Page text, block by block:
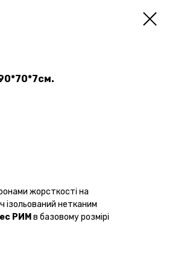
жорсткості на
ізольований нетканим
РИМ в базовому розмірі